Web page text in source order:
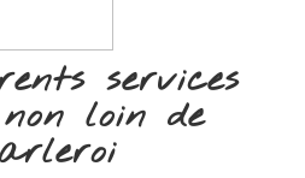
services
loin de